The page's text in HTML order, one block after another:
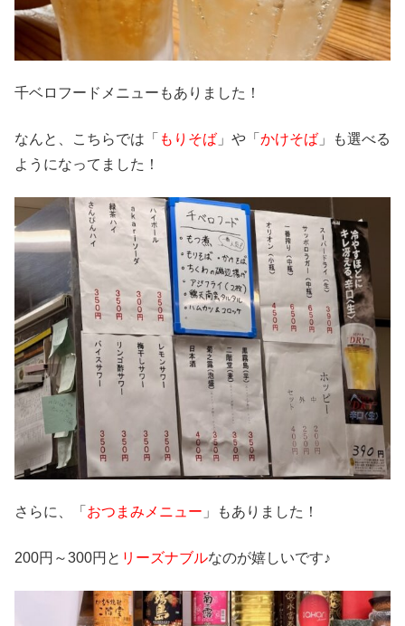
千ベロフードメニューもありました！
なんと、こちらでは「 もりそば 」や「 かけそば 」も選べる
ようになってました！
さらに、「 おつまみメニュー 」もありました！
200円～300円と リーズナブルなのが嬉しいです♪